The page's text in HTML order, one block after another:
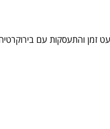
מעט זמן והתעסקות עם